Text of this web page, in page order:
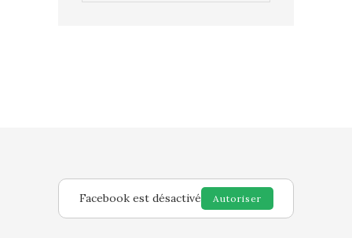
Facebook est désactivé Autoriser